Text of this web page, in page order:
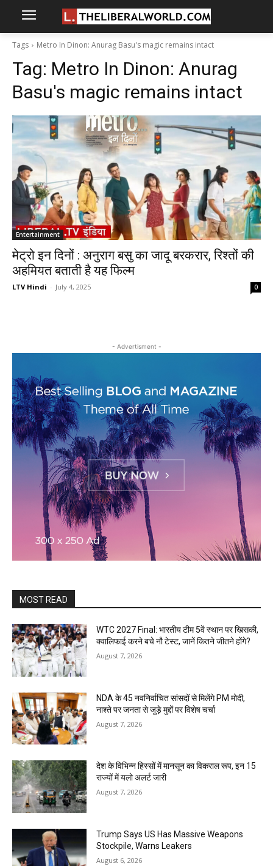
Tags Metro In Dinon: Anurag Basu's magic remains intact
Tag: Metro In Dinon: Anurag
Basu's magic remains intact
Entertainment
मेट्रो इन दिनों : अनुराग बसु का जादू बरकरार, रिश्तों की
अहमियत बताती है यह फिल्म
LTV Hindi - July 4, 2025 0
- Advertisment -
MOST READ
WTC 2027 Final: भारतीय टीम 5वें स्थान पर खिसकी,
क्वालिफाई करने बचे नौ टेस्ट, जानें कितने जीतने होंगे?
August 7, 2026
NDA के 45 नवनिर्वाचित सांसदों से मिलेंगे PM मोदी,
नाश्ते पर जनता से जुड़े मुद्दों पर विशेष चर्चा
August 7, 2026
देश के विभिन्न हिस्सों में मानसून का विकराल रूप, इन 15
राज्यों में यलो अलर्ट जारी
August 7, 2026
Trump Says US Has Massive Weapons
Stockpile, Warns Leakers
August 6, 2026